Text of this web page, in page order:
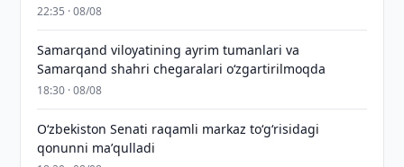
22:35 · 08/08
Samarqand viloyatining ayrim tumanlari va
Samarqand shahri chegaralari oʻzgartirilmoqda
18:30 · 08/08
Oʻzbekiston Senati raqamli markaz toʻgʻrisidagi
qonunni maʼqulladi